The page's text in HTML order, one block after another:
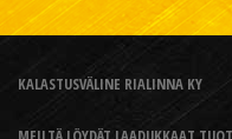
KALASTUSVÄLINE RIALINNA KY